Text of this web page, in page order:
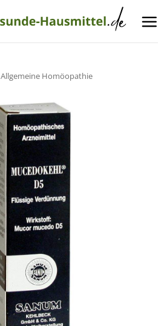
Allgemeine Homöopathie